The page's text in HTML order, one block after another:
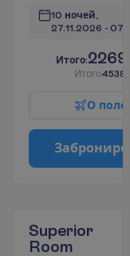
10 ночей,
27.11.2026 -
Итого:
Итого
О поле
Заброниро
Superior
Room